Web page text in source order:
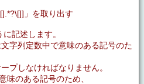
」を取り出す
記述します。
字列定数中で意味のある記号のた
プしなければなりません。
味のある記号のため、